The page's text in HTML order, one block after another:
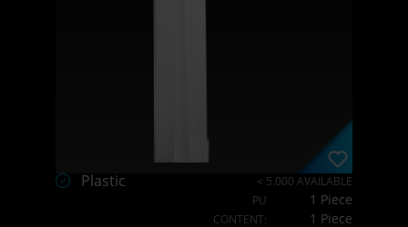
Plastic
< 5.000 AVAILABLE
PU
1 Piece
CONTENT: 1 Piece